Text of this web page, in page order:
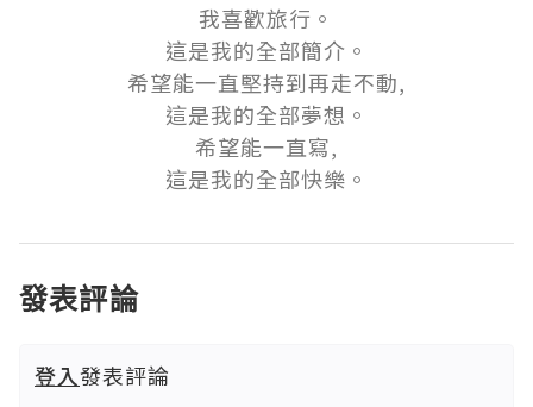
我喜歡旅行。
這是我的全部簡介。
希望能一直堅持到再走不動,
這是我的全部夢想。
希望能一直寫,
這是我的全部快樂。
發表評論
登入發表評論